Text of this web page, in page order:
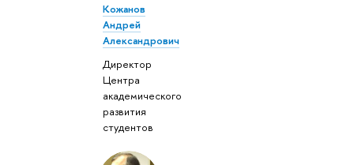
Кожанов
Андрей
Александрович
Директор
Центра
академического
развития
студентов